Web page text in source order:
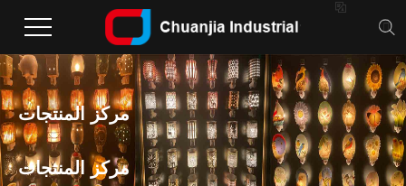

مركز المنتجات
مركز المنتجات